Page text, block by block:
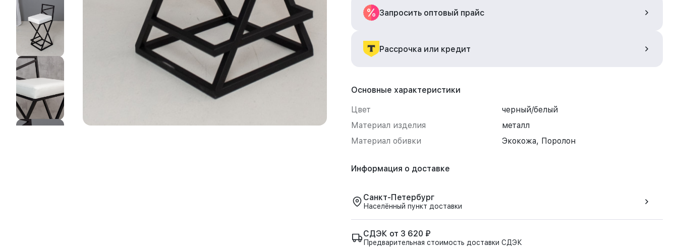
Запросить оптовый прайс
Рассрочка или кредит
Основные характеристики
Цвет
черный/белый
Материал изделия
металл
Материал обивки
Экокожа, Поролон
Информация о доставке
Санкт-Петербург
Населённый пункт доставки
СДЭК от 3 620 ₽
Предварительная стоимость доставки СДЭК